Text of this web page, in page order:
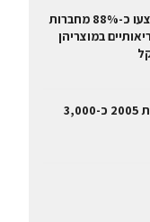
במהלך השנה האחרונה ביצעו כ-88% מחברות
במוצריהן
תעשיית המזון השיקה בשנת 2005 כ-3,000